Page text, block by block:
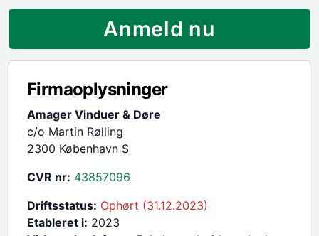
Anmeld nu
Firmaoplysninger
Amager Vinduer & Døre
c/o Martin Rølling
2300 København S
CVR nr: 43857096
Driftsstatus: Ophørt (31.12.2023)
Etableret i: 2023